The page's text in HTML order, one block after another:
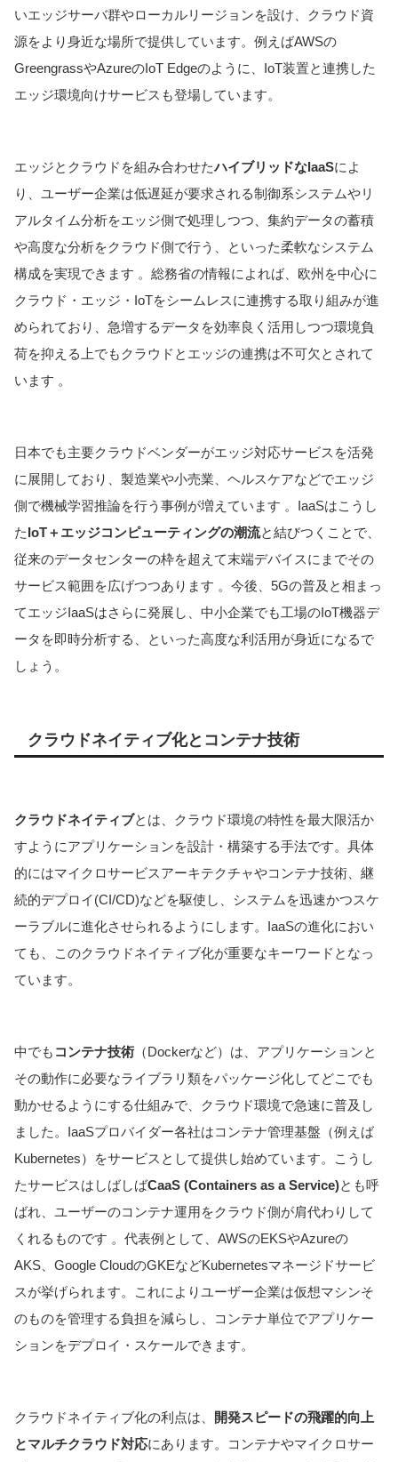
いエッジサーバ群やローカルリージョンを設け、クラウド資
源をより身近な場所で提供しています。例えばAWSの
GreengrassやAzureのIoT Edgeのように、IoT装置と連携した
エッジ環境向けサービスも登場しています。
エッジとクラウドを組み合わせたハイブリッドなIaaSによ
り、ユーザー企業は低遅延が要求される制御系システムやリ
アルタイム分析をエッジ側で処理しつつ、集約データの蓄積
や高度な分析をクラウド側で行う、といった柔軟なシステム
構成を実現できます 。総務省の情報によれば、欧州を中心に
クラウド・エッジ・IoTをシームレスに連携する取り組みが進
められており、急増するデータを効率良く活用しつつ環境負
荷を抑える上でもクラウドとエッジの連携は不可欠とされて
います 。
日本でも主要クラウドベンダーがエッジ対応サービスを活発
に展開しており、製造業や小売業、ヘルスケアなどでエッジ
側で機械学習推論を行う事例が増えています 。IaaSはこうし
たIoT＋エッジコンピューティングの潮流と結びつくことで、
従来のデータセンターの枠を超えて末端デバイスにまでその
サービス範囲を広げつつあります 。今後、5Gの普及と相まっ
てエッジIaaSはさらに発展し、中小企業でも工場のIoT機器デ
ータを即時分析する、といった高度な利活用が身近になるで
しょう。
クラウドネイティブ化とコンテナ技術
クラウドネイティブとは、クラウド環境の特性を最大限活か
すようにアプリケーションを設計・構築する手法です。具体
的にはマイクロサービスアーキテクチャやコンテナ技術、継
続的デプロイ(CI/CD)などを駆使し、システムを迅速かつスケ
ーラブルに進化させられるようにします。IaaSの進化におい
ても、このクラウドネイティブ化が重要なキーワードとなっ
ています。
中でも コンテナ技術 （Dockerなど）は、アプリケーションと
その動作に必要なライブラリ類をパッケージ化してどこでも
動かせるようにする仕組みで、クラウド環境で急速に普及し
ました。IaaSプロバイダー各社はコンテナ管理基盤（例えば
Kubernetes）をサービスとして提供し始めています。こうし
たサービスはしばしばCaaS (Containers as a Service)とも呼
ばれ、ユーザーのコンテナ運用をクラウド側が肩代わりして
くれるものです 。代表例として、AWSのEKSやAzureの
AKS、Google CloudのGKEなどKubernetesマネージドサービ
スが挙げられます。これによりユーザー企業は仮想マシンそ
のものを管理する負担を減らし、コンテナ単位でアプリケー
ションをデプロイ・スケールできます。
クラウドネイティブ化の利点は、
開発スピードの飛躍的向上
とマルチクラウド対応にあります。コンテナやマイクロサー